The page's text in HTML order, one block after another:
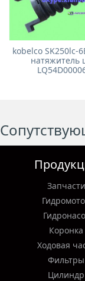
kobelco SK250lc-
натяжитель
Запчасти
Коронка
Ходовая
Фильтры
Цилиндр